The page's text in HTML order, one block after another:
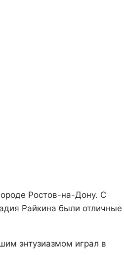
Ростов-на-Дону. С
Райкина были отличные
энтузиазмом играл в